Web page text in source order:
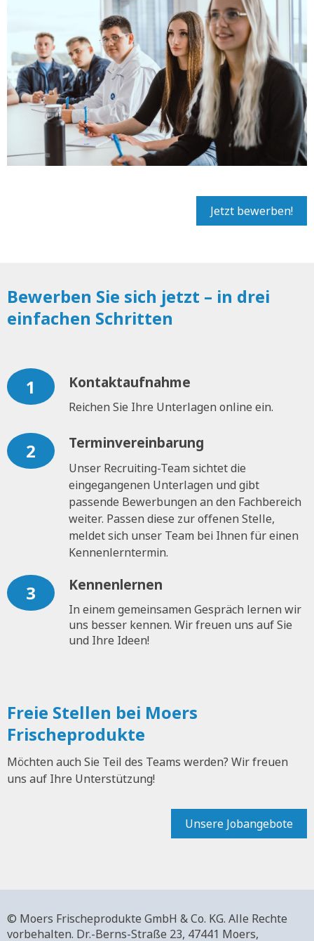
Jetzt bewerben!
Bewerben Sie sich jetzt – in drei
einfachen Schritten
1 Kontaktaufnahme
Reichen Sie Ihre Unterlagen online ein.
2 Terminvereinbarung
Unser Recruiting-Team sichtet die
eingegangenen Unterlagen und gibt
passende Bewerbungen an den Fachbereich
weiter. Passen diese zur offenen Stelle,
meldet sich unser Team bei Ihnen für einen
Kennenlerntermin.
3 Kennenlernen
In einem gemeinsamen Gespräch lernen wir
uns besser kennen. Wir freuen uns auf Sie
und Ihre Ideen!
Freie Stellen bei Moers
Frischeprodukte
Möchten auch Sie Teil des Teams werden? Wir freuen
uns auf Ihre Unterstützung!
Unsere Jobangebote
© Moers Frischeprodukte GmbH & Co. KG. Alle Rechte
vorbehalten. Dr.-Berns-Straße 23, 47441 Moers,